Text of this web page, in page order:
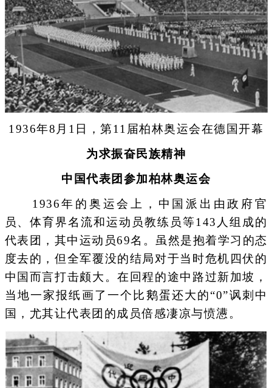
1936年8月1日，第11届柏林奥运会在德国开幕
为求振奋民族精神
中国代表团参加柏林奥运会
1936年的奥运会上，中国派出由政府官
员、体育界名流和运动员教练员等143人组成的
代表团，其中运动员69名。虽然是抱着学习的态
度去的，但全军覆没的结局对于当时危机四伏的
中国而言打击颇大。在回程的途中路过新加坡，
当地一家报纸画了一个比鹅蛋还大的“0”讽刺中
国，尤其让代表团的成员倍感凄凉与愤懑。